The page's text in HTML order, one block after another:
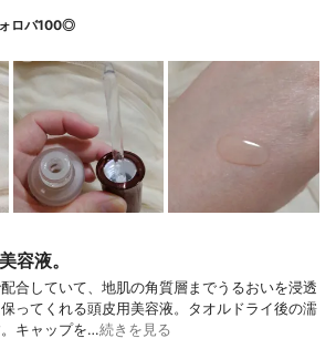
ロバ100◎
容液。
合していて、地肌の角質層までうるおいを浸透
ってくれる頭皮用美容液。タオルドライ後の濡
キャップを…続きを見る